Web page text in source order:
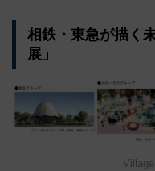
相鉄・東急が描く
展」